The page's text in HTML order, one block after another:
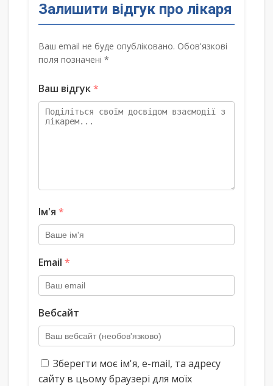
Залишити відгук про лікаря
Ваш email не буде опубліковано. Обов'язкові
поля позначені *
Ваш відгук*
Ім'я *
Email *
Вебсайт
Зберегти моє ім'я, e-mail, та адресу
сайту в цьому браузері для моїх